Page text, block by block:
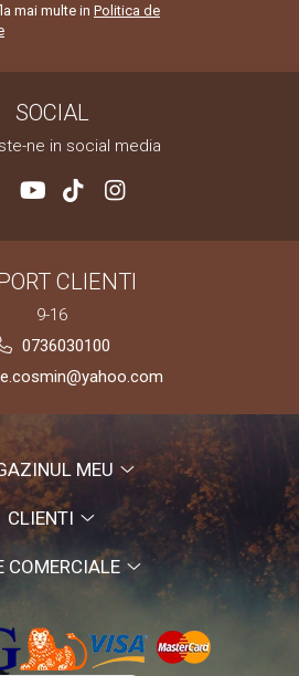
mai multe in Politica de
SOCIAL
ne in social media
CLIENTI
9-16
0736030100
MEU
CLIENTI
COMERCIALE